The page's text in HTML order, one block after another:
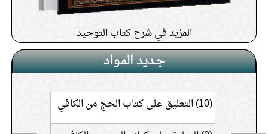
إذا كان الابن ببيت مستقل عن والده
هل يكتفي بأضحية والده
من نوى الأضحية متى يمسك عن
شعره وأظفاره
هل تجوز الأضحية عن الميت ؟
المزيد في شرح كتاب التوحيد
جـديد المـواد
(10) التعليق على كتاب الحج من الكافي